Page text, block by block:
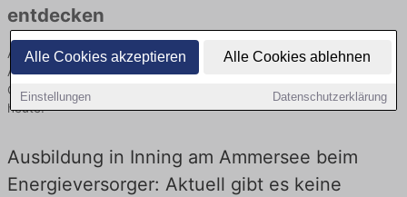
Alle Cookies akzeptieren Alle Cookies ablehnen
Einstellungen Datenschutzerklärung
entdecken
Ausbildungsangebote beim Energieversorger in Inning am
Ammersee finden Sie von namhaften Firmen. Entdecken Sie freie
Optionen von Top-Arbeitgebern und bewerben Sie sich noch
heute.
Ausbildung in Inning am Ammersee beim
Energieversorger: Aktuell gibt es keine